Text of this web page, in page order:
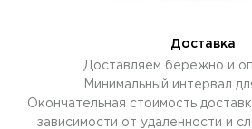
Доставка
Доставляем бережно и
Минимальный интервал
Окончательная стоимость
зависимости от удаленности и